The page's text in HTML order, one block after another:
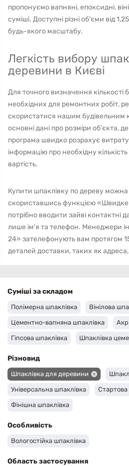
пропонуємо вапняні, епоксидні,
суміші. Доступні різні об'єми від
будь-якого масштабу.
Легкість вибору
деревини в Києві
Для точного визначення кількості
необхідних для ремонтних робіт,
скористатися нашим будівельним
основні дані про розміри об'єкта,
програма швидко розрахує
інформацію про необхідну
вартість.
Купити шпаклівку по дереву
скориставшись функцією
потрібно вводити зайві контактні
лише ім'я та телефон. Менеджери
24» зателефонують вам протягом
деталей доставки, таких як адреса,
Суміші за складом
Полімерна шпаклівка Вінілова
Цементно-вапняна шпаклівка
Гіпсова шпаклівка Шпаклівка
Різновид
Шпаклівка для деревини
Універсальна шпаклівка Стартова
Фінішна шпаклівка
Особливість
Вологостійка шпаклівка
Область застосування